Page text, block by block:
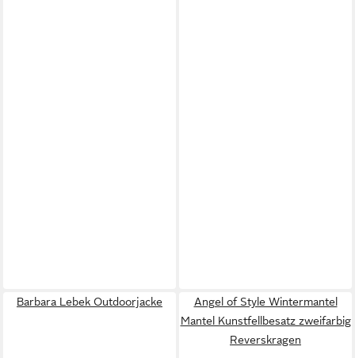
Barbara Lebek Outdoorjacke
Angel of Style Wintermantel
Mantel Kunstfellbesatz zweifarbig
Reverskragen